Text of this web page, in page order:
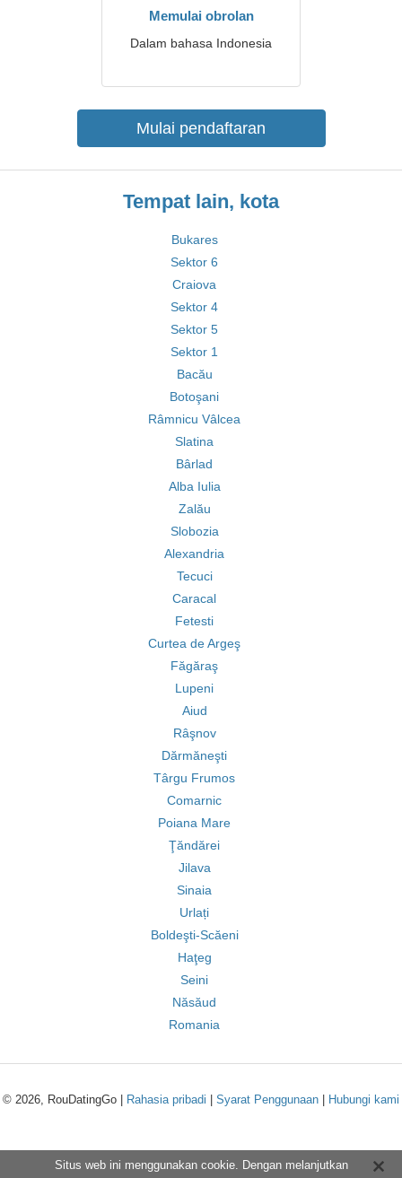
Memulai obrolan
Dalam bahasa Indonesia
Mulai pendaftaran
Tempat lain, kota
Bukares
Sektor 6
Craiova
Sektor 4
Sektor 5
Sektor 1
Bacău
Botoşani
Râmnicu Vâlcea
Slatina
Bârlad
Alba Iulia
Zalău
Slobozia
Alexandria
Tecuci
Caracal
Fetesti
Curtea de Argeş
Făgăraş
Lupeni
Aiud
Râşnov
Dărmăneşti
Târgu Frumos
Comarnic
Poiana Mare
Ţăndărei
Jilava
Sinaia
Urlați
Boldeşti-Scăeni
Haţeg
Seini
Năsăud
Romania
© 2026, RouDatingGo | Rahasia pribadi Syarat Penggunaan Hubungi kami
Situs web ini menggunakan cookie. Dengan melanjutkan